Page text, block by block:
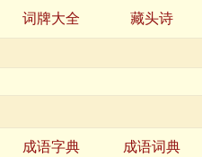
词牌大全 藏头诗
成语字典
成语词典